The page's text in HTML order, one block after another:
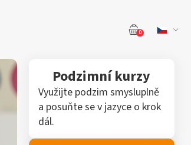
0
Podzimní kurzy
Využijte podzim smysluplně
a posuňte se v jazyce o krok
dál.